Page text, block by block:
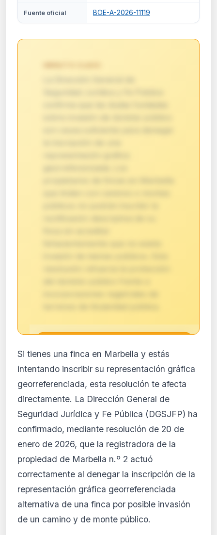
Fuente oficial BOE-A-2026-11119
🔒
Análisis de impacto reservado
para suscriptores
El análisis detallado del impacto de esta
normativa está disponible con los planes
PRO y Business. Accede al contenido
completo y recibe alertas personalizadas.
Ver planes
Crear mi cuenta
Desde 9,99 €/mes · Cancela cuando quieras
Si tienes una finca en Marbella y estás
intentando inscribir su representación gráfica
georreferenciada, esta resolución te afecta
directamente. La Dirección General de
Seguridad Jurídica y Fe Pública (DGSJFP) ha
confirmado, mediante resolución de 20 de
enero de 2026, que la registradora de la
propiedad de Marbella n.º 2 actuó
correctamente al denegar la inscripción de la
representación gráfica georreferenciada
alternativa de una finca por posible invasión
de un camino y de monte público.